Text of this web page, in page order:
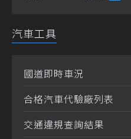
汽車工具
國道即時車況
合格汽車代驗廠列表
交通違規查詢結果